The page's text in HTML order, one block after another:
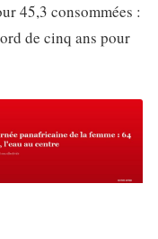
45,3 consommées :
de cinq ans pour